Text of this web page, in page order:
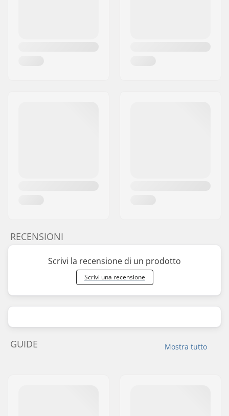
RECENSIONI
Scrivi la recensione di un prodotto
Scrivi una recensione
Mostra tutto
GUIDE